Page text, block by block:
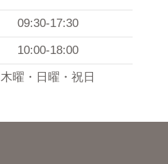
09:30-17:30
10:00-18:00
木曜・日曜・祝日